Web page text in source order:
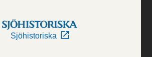
Sjöhistoriska